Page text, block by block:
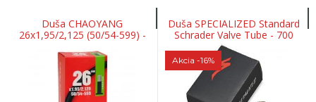
Duša CHAOYANG
26x1,95/2,125 (50/54-599) -
Duša SPECIALIZED Standard
Schrader Valve Tube - 700
Akcia -16%